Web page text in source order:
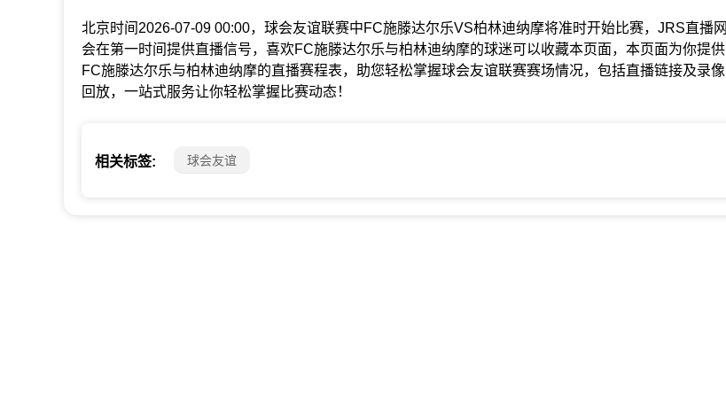
北京时间2026-07-09 00:00，球会友谊联赛中FC施滕达尔乐VS柏林迪纳摩将准时开始比赛，JRS直播网
会在第一时间提供直播信号，喜欢FC施滕达尔乐与柏林迪纳摩的球迷可以收藏本页面，本页面为你提供
FC施滕达尔乐与柏林迪纳摩的直播赛程表，助您轻松掌握球会友谊联赛赛场情况，包括直播链接及录像
回放，一站式服务让你轻松掌握比赛动态！
相关标签: 球会友谊